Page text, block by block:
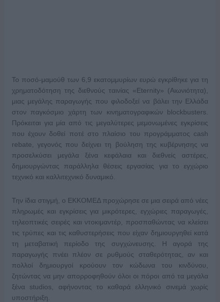
Το ποσό-μαμούθ των 6,9 εκατομμυρίων ευρώ εγκρίθηκε για τη
χρηματοδότηση της διεθνούς ταινίας «Eternity» (Αιωνιότητα),
μιας μεγάλης παραγωγής που φιλοδοξεί να βάλει την Ελλάδα
στον παγκόσμιο χάρτη των κινηματογραφικών blockbusters.
Πρόκειται για μία από τις μεγαλύτερες μεμονωμένες εγκρίσεις
που έχουν δοθεί ποτέ στο πλαίσιο του προγράμματος cash
rebate, γεγονός που δείχνει τη βούληση της κυβέρνησης να
προσελκύσει μεγάλα ξένα κεφάλαια και διεθνείς αστέρες,
δημιουργώντας παράλληλα θέσεις εργασίας για το εγχώριο
τεχνικό και καλλιτεχνικό δυναμικό.
Την ίδια στιγμή, ο ΕΚΚΟΜΕΔ προχώρησε σε μια σειρά από νέες
πληρωμές και εγκρίσεις για μικρότερες, εγχώριες παραγωγές,
τηλεοπτικές σειρές και ντοκιμαντέρ, προσπαθώντας να κλείσει
τις τρύπες και τις καθυστερήσεις που είχαν δημιουργηθεί κατά
τη μεταβατική περίοδο της συγχώνευσης. Η αγορά της
παραγωγής πνέει πλέον σε ρυθμούς σταθερότητας, αν και
πολλοί δημιουργοί κρούουν τον κώδωνα του κινδύνου,
ζητώντας να μην απορροφηθούν όλοι οι πόροι από τα μεγάλα
ξένα studios, αφήνοντας το καθαρά ελληνικό σινεμά χωρίς
υποστήριξη.